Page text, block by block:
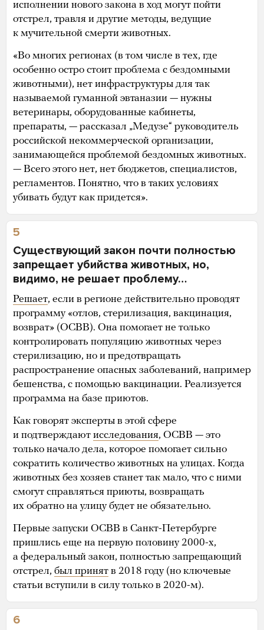
исполнении нового закона в ход могут пойти
отстрел, травля и другие методы, ведущие
к мучительной смерти животных.
«Во многих регионах (в том числе в тех, где
особенно остро стоит проблема с бездомными
животными), нет инфраструктуры для так
называемой гуманной эвтаназии — нужны
ветеринары, оборудованные кабинеты,
препараты, — рассказал „Медузе“ руководитель
российской некоммерческой организации,
занимающейся проблемой бездомных животных.
— Всего этого нет, нет бюджетов, специалистов,
регламентов. Понятно, что в таких условиях
убивать будут как придется».
5
Существующий закон почти полностью
запрещает убийства животных, но,
видимо, не решает проблему…
Решает, если в регионе действительно проводят
программу «отлов, стерилизация, вакцинация,
возврат» (ОСВВ). Она помогает не только
контролировать популяцию животных через
стерилизацию, но и предотвращать
распространение опасных заболеваний, например
бешенства, с помощью вакцинации. Реализуется
программа на базе приютов.
Как говорят эксперты в этой сфере
и подтверждают исследования, ОСВВ — это
только начало дела, которое помогает сильно
сократить количество животных на улицах. Когда
животных без хозяев станет так мало, что с ними
смогут справляться приюты, возвращать
их обратно на улицу будет не обязательно.
Первые запуски ОСВВ в Санкт-Петербурге
пришлись еще на первую половину 2000-х,
а федеральный закон, полностью запрещающий
отстрел, был принят в 2018 году (но ключевые
статьи вступили в силу только в 2020-м).
6